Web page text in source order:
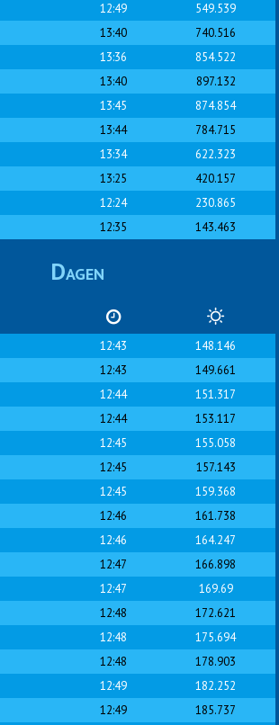
12:49
549.539
13:40
740.516
13:36
854.522
13:40
897.132
13:45
874.854
13:44
784.715
13:34
622.323
13:25
420.157
12:24
230.865
12:35 143.463
Dagen
12:43
148.146
12:43
149.661
12:44
151.317
12:44
153.117
12:45
155.058
12:45
157.143
12:45
159.368
12:46
161.738
12:46
164.247
12:47
166.898
12:47
169.69
12:48
172.621
12:48
175.694
12:48
178.903
12:49
182.252
12:49
185.737